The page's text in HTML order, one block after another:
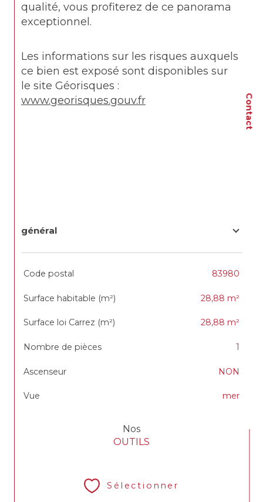
Contact
qualité, vous profiterez de ce panorama
exceptionnel.
Les informations sur les risques auxquels
ce bien est exposé sont disponibles sur
le site Géorisques :
www.georisques.gouv.fr
général
TRAD_SIROCCO_Caracteristique
Code postal 83980
Surface habitable (m²) 28,88 m²
Surface loi Carrez (m²) 28,88 m²
Nombre de pièces 1
Ascenseur NON
Vue mer
Nos
OUTILS
Sélectionner